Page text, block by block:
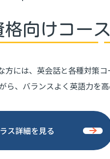
向けコース
には、英会話と各種対策コ
ら、バランスよく英語力を
ス詳細を見る